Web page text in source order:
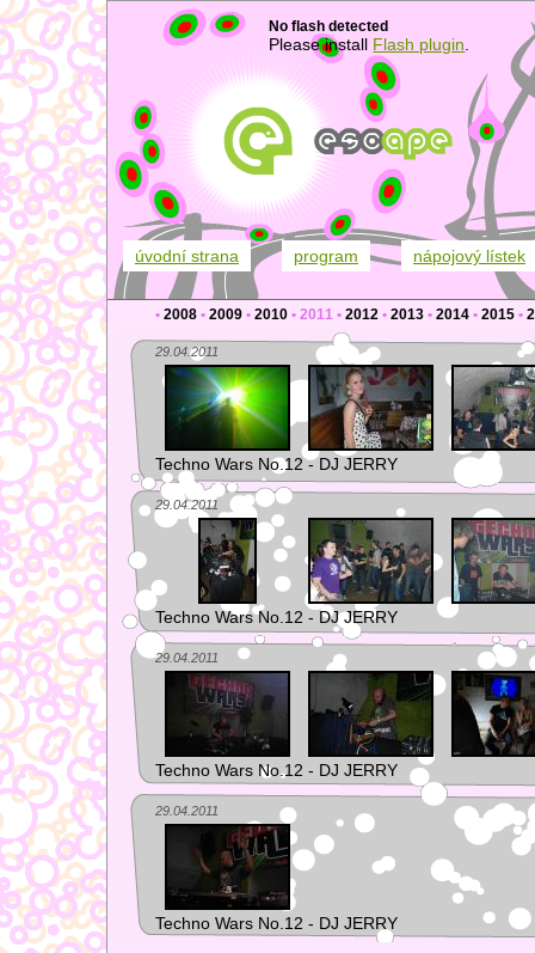
No flash detected
Please install Flash plugin
úvodní strana program nápojový lístek
• 2008 • 2009 • 2010 • 2011 • 2012 • 2013 • 2014 • 2015 •
29.04.2011
Techno Wars No.12 - DJ JERRY
29.04.2011
Techno Wars No.12 - DJ JERRY
29.04.2011
Techno Wars No.12 - DJ JERRY
29.04.2011
Techno Wars No.12 - DJ JERRY